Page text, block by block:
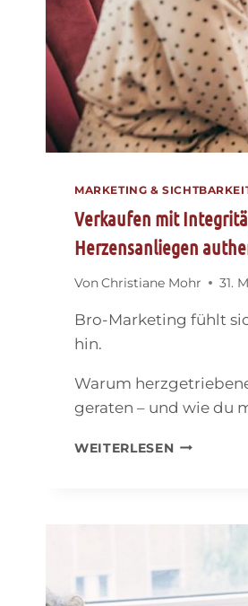
MARKETING &
Verkaufen mit
Herzensanliegen
VonChristiane Mohr 31.
Bro-Marketing fühlt
hin.
Warum
geraten – und wie du
WEITERLESEN
MIT
EINEM